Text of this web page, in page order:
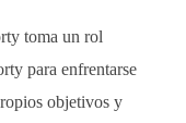
toma un rol
para enfrentarse
objetivos y